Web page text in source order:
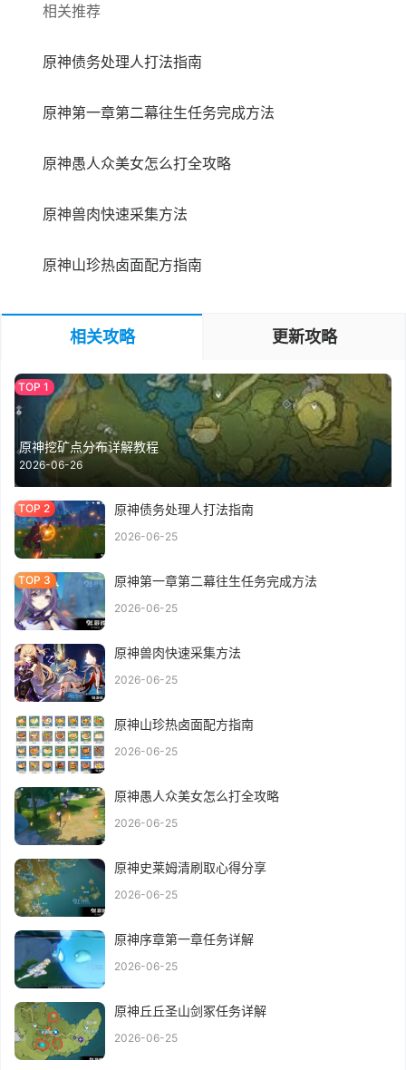
相关推荐
原神债务处理人打法指南
原神第一章第二幕往生任务完成方法
原神愚人众美女怎么打全攻略
原神兽肉快速采集方法
原神山珍热卤面配方指南
相关攻略 更新攻略
原神挖矿点分布详解教程
2026-06-26
原神债务处理人打法指南
2026-06-25
原神第一章第二幕往生任务完成方法
2026-06-25
原神兽肉快速采集方法
2026-06-25
原神山珍热卤面配方指南
2026-06-25
原神愚人众美女怎么打全攻略
2026-06-25
原神史莱姆清刷取心得分享
2026-06-25
原神序章第一章任务详解
2026-06-25
原神丘丘圣山剑冢任务详解
2026-06-25